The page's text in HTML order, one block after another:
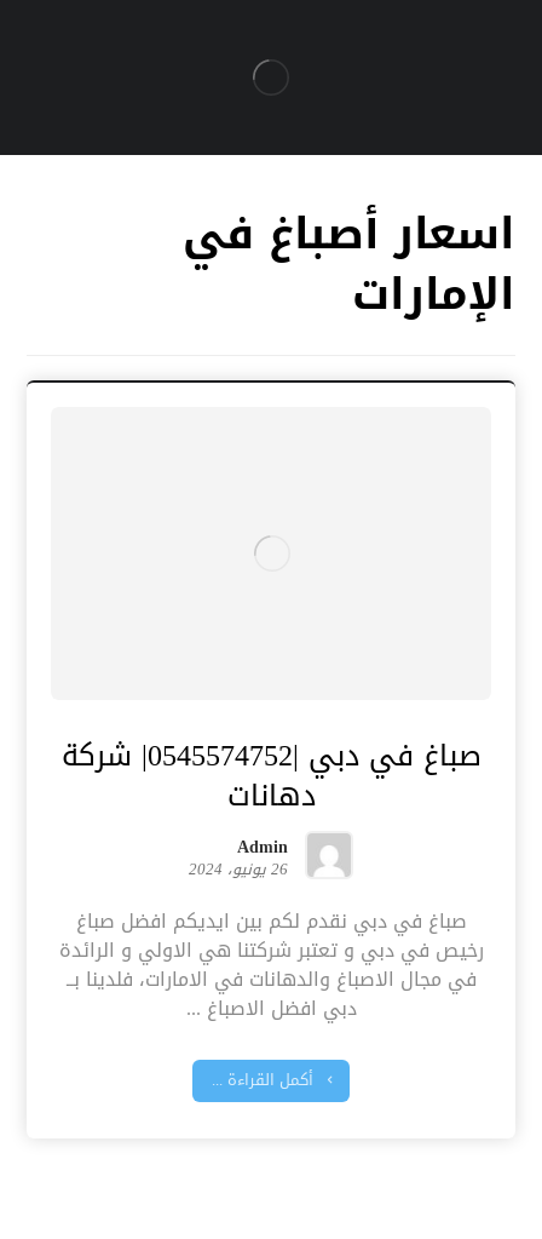
اسعار أصباغ في
الإمارات
صباغ في دبي |0545574752| شركة
دهانات
Admin
26 يونيو، 2024
صباغ في دبي نقدم لكم بين ايديكم افضل صباغ
رخيص في دبي و تعتبر شركتنا هي الاولي و الرائدة
في مجال الاصباغ والدهانات في الامارات، فلدينا بــ
دبي افضل الاصباغ ...
أكمل القراءة ...